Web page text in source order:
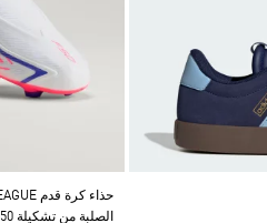
الصلبة من تشكيلة F50